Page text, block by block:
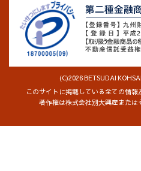
(C)2026 BETSUDAI
このサイトに掲載している全ての情報
著作権は株式会社別大興産または